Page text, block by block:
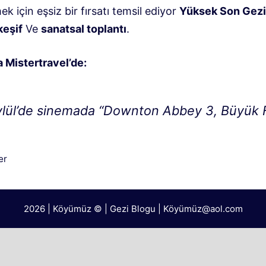
için eşsiz bir fırsatı temsil ediyor Yüksek Son Gezi
Ve sanatsal toplantı.
Mistertravel’de:
sinemada “Downton Abbey 3, Büyük
2026 | Köyümüz © | Gezi Blogu | Köyümüz@aol.com